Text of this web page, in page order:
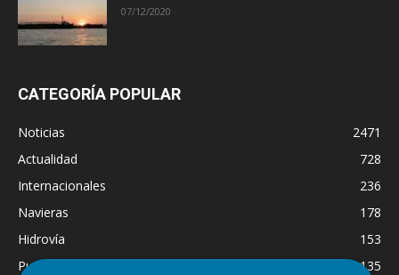
07/12/2020
CATEGORÍA POPULAR
Noticias
2471
Actualidad
728
Internacionales
236
Navieras
178
Hidrovía
153
Puertos
135